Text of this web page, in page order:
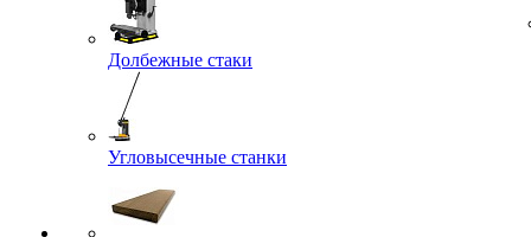
Долбежные стаки
Угловысечные станки